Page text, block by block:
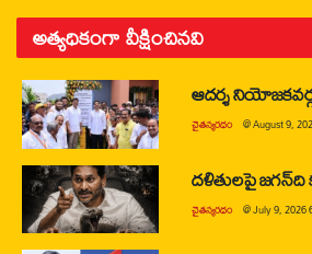
అత్యధికంగా వీక్షించినవి
ఆదర్శ
చైతన్యరధం @August 9,
దళితులపై జగన్‌ది
చైతన్యరధం @July 9, 2026